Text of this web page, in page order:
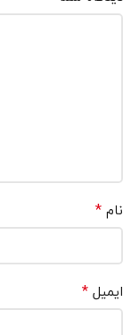
نام *
ایمیل *